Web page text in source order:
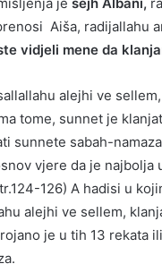
Aiša, radijallahu
vidjeli mene da
alejhi ve
tome, sunnet je
sunnete sabah-
vjere da je
126) A hadisi u
alejhi ve sellem,
je u tih 13 rekata